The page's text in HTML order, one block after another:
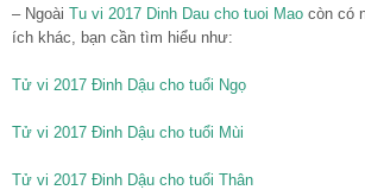
– Ngoài Tu vi 2017 Dinh Dau cho tuoi Mao còn có
ích khác, bạn cần tìm hiểu như:
Tử vi 2017 Đinh Dậu cho tuổi Ngọ
Tử vi 2017 Đinh Dậu cho tuổi Mùi
Tử vi 2017 Đinh Dậu cho tuổi Thân